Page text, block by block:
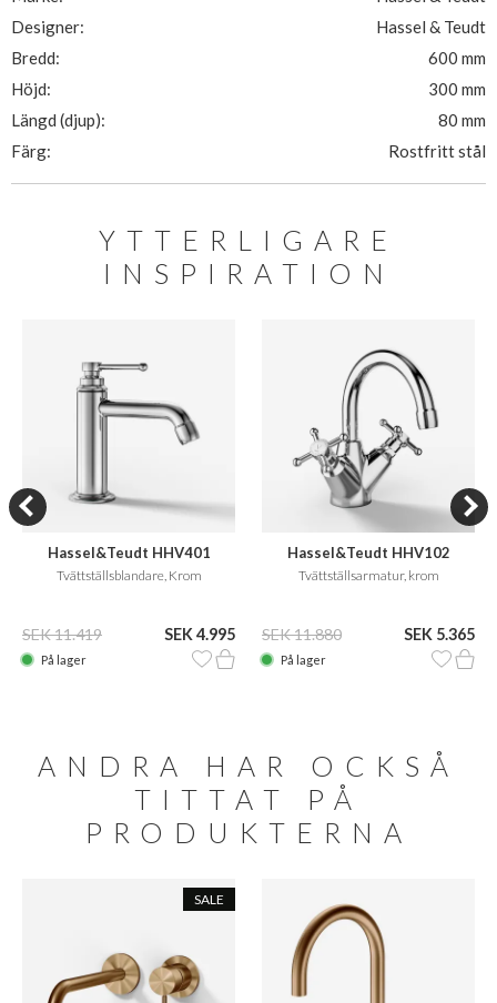
Designer:
Hassel & Teudt
Bredd:
600 mm
Höjd:
300 mm
Längd (djup):
80 mm
Färg:
Rostfritt stål
YTTERLIGARE
INSPIRATION
Hassel&Teudt HHV401
Tvättställsblandare, Krom
SEK 11.419 SEK 4.995
På lager
Hassel&Teudt HHV102
Tvättställsarmatur, krom
SEK 11.880 SEK 5.365
På lager
ANDRA HAR OCKSÅ
TITTAT PÅ
PRODUKTERNA
SALE